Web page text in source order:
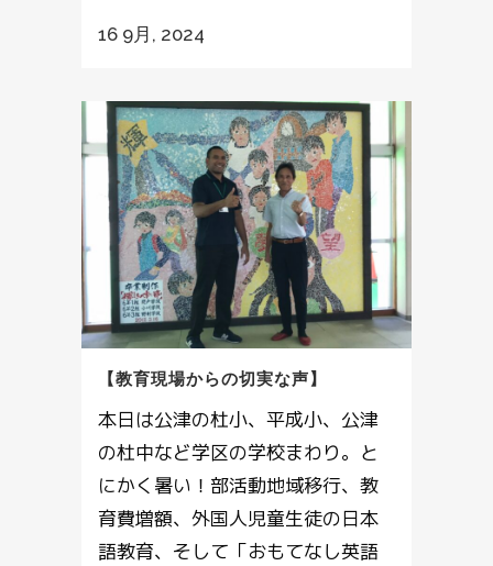
16 9月, 2024
【教育現場からの切実な声】
本日は公津の杜小、平成小、公津
の杜中など学区の学校まわり。と
にかく暑い！部活動地域移行、教
育費増額、外国人児童生徒の日本
語教育、そして「おもてなし英語